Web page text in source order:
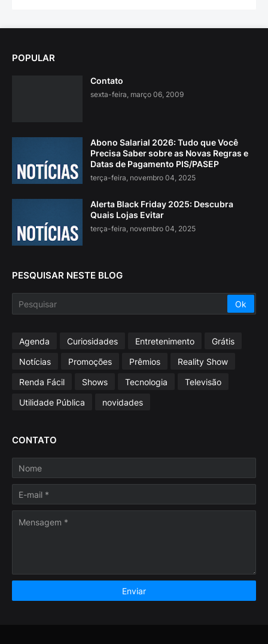
POPULAR
Contato
sexta-feira, março 06, 2009
Abono Salarial 2026: Tudo que Você
Precisa Saber sobre as Novas Regras e
Datas de Pagamento PIS/PASEP
terça-feira, novembro 04, 2025
Alerta Black Friday 2025: Descubra
Quais Lojas Evitar
terça-feira, novembro 04, 2025
PESQUISAR NESTE BLOG
Agenda Curiosidades Entretenimento
Grátis
Notícias
Promoções Prêmios
Reality Show
Renda Fácil
Shows Tecnologia
Televisão
Utilidade Pública
novidades
CONTATO